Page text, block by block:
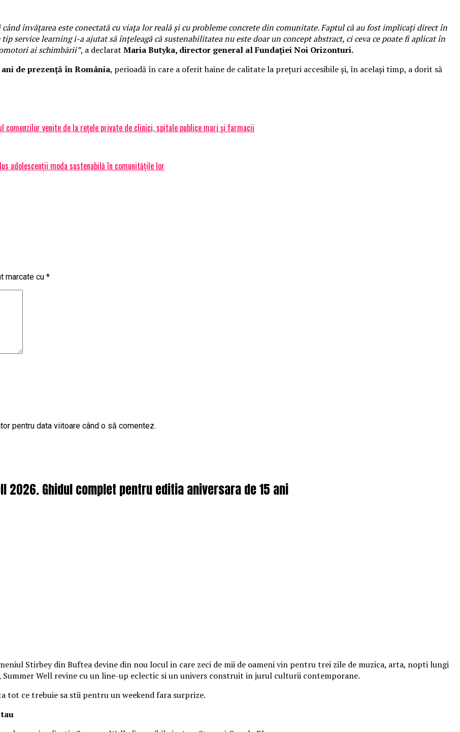
învățarea este conectată cu viața lor reală și cu probleme concrete din comunitate. Faptul că au fost implicați direct în
service learning i-a ajutat să înțeleagă că sustenabilitatea nu este doar un concept abstract, ci ceva ce poate fi aplicat în
ai schimbării”, a declarat Maria Butyka, director general al Fundației Noi Orizonturi.
de prezență în România, perioadă în care a oferit haine de calitate la prețuri accesibile și, în același timp, a dorit să
comenzilor venite de la rețele private de clinici, spitale publice mari și farmacii
adolescenții moda sustenabilă în comunitățile lor
marcate cu *
pentru data viitoare când o să comentez.
2026. Ghidul complet pentru editia aniversara de 15 ani
Stirbey din Buftea devine din nou locul in care zeci de mii de oameni vin pentru trei zile de muzica, arta, nopti lungi
Summer Well revine cu un line-up eclectic si un univers construit in jurul culturii contemporane.
ce trebuie sa stii pentru un weekend fara surprize.